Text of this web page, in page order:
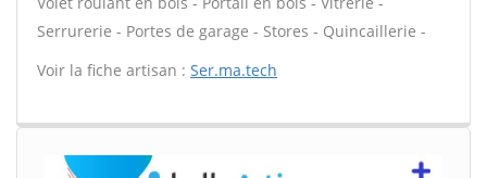
Serrurerie - Portes de garage - Stores - Quincaillerie -
Voir la fiche artisan : Ser.ma.tech